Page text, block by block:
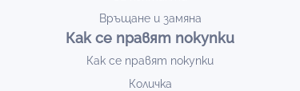
Връщане и замяна
Как се правят покупки
Как се правят покупки
Количка